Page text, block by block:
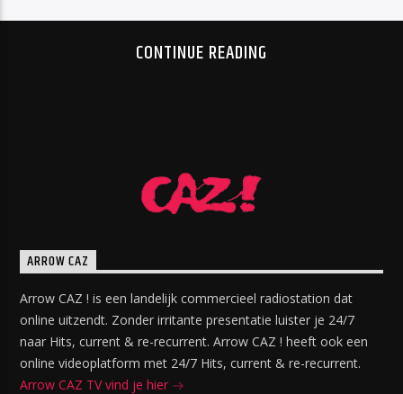
CONTINUE READING
ARROW CAZ
Arrow CAZ ! is een landelijk commercieel radiostation dat
online uitzendt. Zonder irritante presentatie luister je 24/7
naar Hits, current & re-recurrent. Arrow CAZ ! heeft ook een
online videoplatform met 24/7 Hits, current & re-recurrent.
Arrow CAZ TV vind je hier